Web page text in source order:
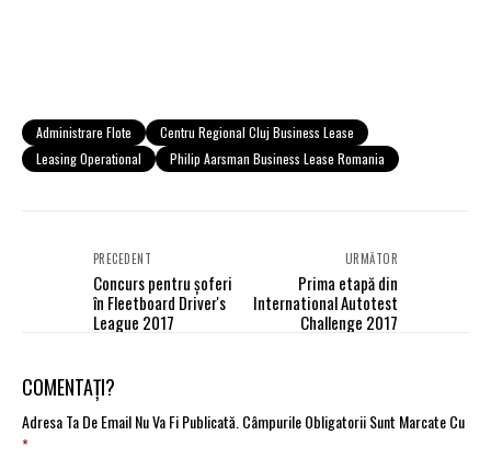
Administrare Flote
Centru Regional Cluj Business Lease
Leasing Operational
Philip Aarsman Business Lease Romania
PRECEDENT
Concurs pentru șoferi
în Fleetboard Driver's
League 2017
URMĂTOR
Prima etapă din
International Autotest
Challenge 2017
COMENTAȚI?
Adresa Ta De Email Nu Va Fi Publicată.Câmpurile Obligatorii Sunt Marcate Cu
*